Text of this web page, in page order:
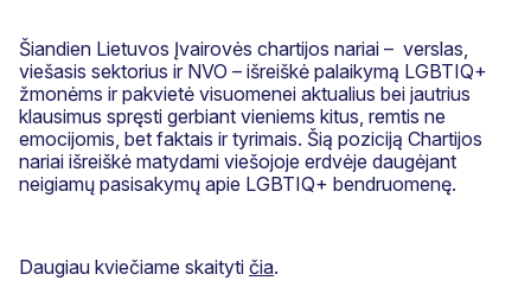
Šiandien Lietuvos Įvairovės chartijos nariai – verslas,
viešasis sektorius ir NVO – išreiškė palaikymą LGBTIQ+
žmonėms ir pakvietė visuomenei aktualius bei jautrius
klausimus spręsti gerbiant vieniems kitus, remtis ne
emocijomis, bet faktais ir tyrimais. Šią poziciją Chartijos
nariai išreiškė matydami viešojoje erdvėje daugėjant
neigiamų pasisakymų apie LGBTIQ+ bendruomenę.
Daugiau kviečiame skaityti čia.